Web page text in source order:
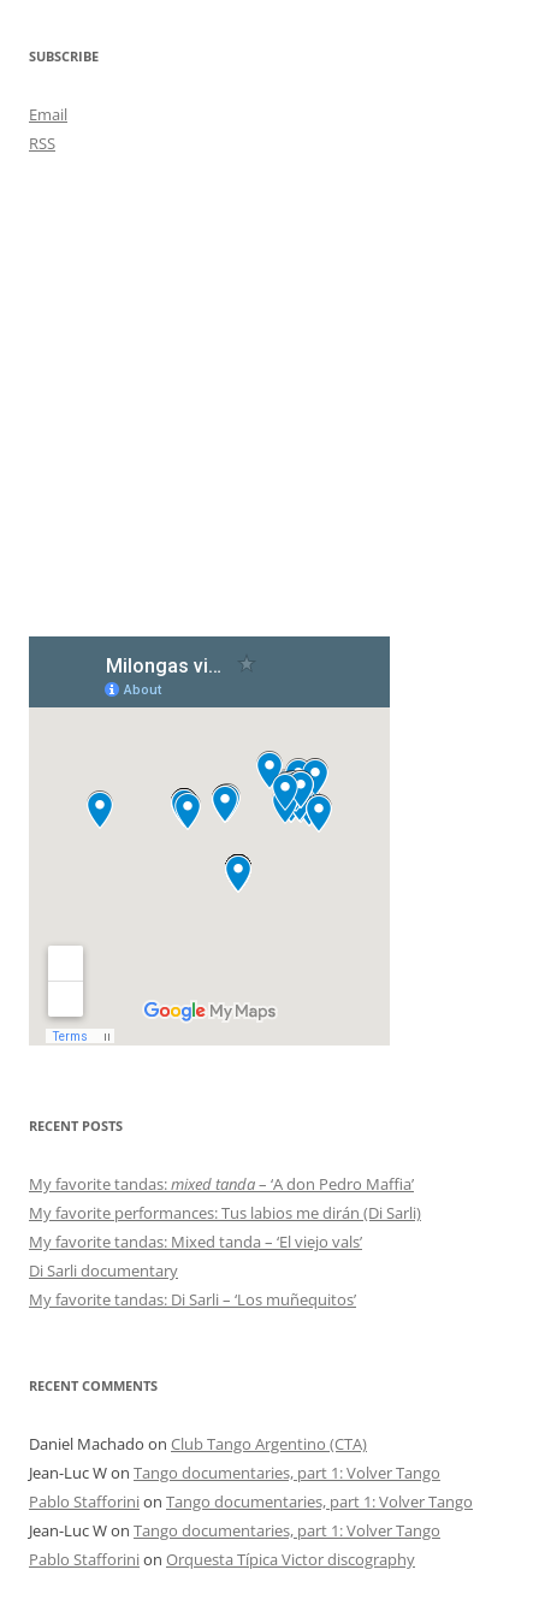
SUBSCRIBE
Email
RSS
RECENT POSTS
My favorite tandas:mixed tanda– ‘A don Pedro Maffia’
My favorite performances: Tus labios me dirán (Di Sarli)
My favorite tandas: Mixed tanda – ‘El viejo vals’
Di Sarli documentary
My favorite tandas: Di Sarli – ‘Los muñequitos’
RECENT COMMENTS
Daniel Machado on Club Tango Argentino (CTA)
Jean-Luc Won Tango documentaries, part 1: Volver Tango
Pablo Stafforinion Tango documentaries, part 1: Volver Tango
Jean-Luc Won Tango documentaries, part 1: Volver Tango
Pablo Stafforinion Orquesta Típica Victor discography